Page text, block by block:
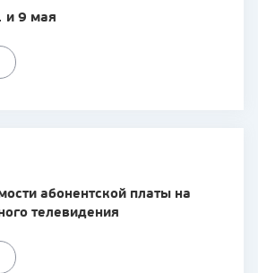
и 9 мая
абонентской платы на
телевидения